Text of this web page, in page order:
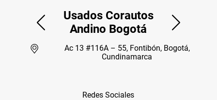
Usados Corautos
Andino Bogotá
Ac 13 #116A – 55, Fontibón, Bogotá,
Cundinamarca
Redes Sociales